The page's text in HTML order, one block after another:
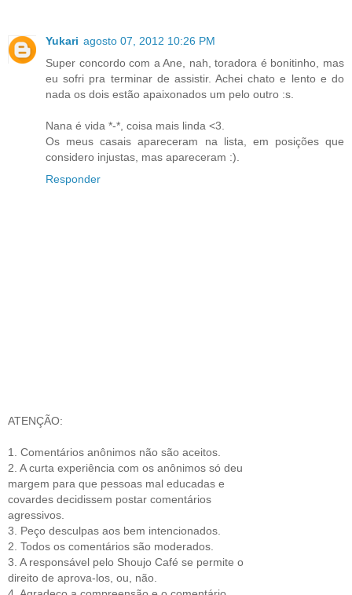
Yukari agosto 07, 2012 10:26 PM
Super concordo com a Ane, nah, toradora é bonitinho, mas
eu sofri pra terminar de assistir. Achei chato e lento e do
nada os dois estão apaixonados um pelo outro :s.
Nana é vida *-*, coisa mais linda <3.
Os meus casais apareceram na lista, em posições que
considero injustas, mas apareceram :).
Responder
ATENÇÃO:
1. Comentários anônimos não são aceitos.
2. A curta experiência com os anônimos só deu
margem para que pessoas mal educadas e
covardes decidissem postar comentários
agressivos.
3. Peço desculpas aos bem intencionados.
2. Todos os comentários são moderados.
3. A responsável pelo Shoujo Café se permite o
direito de aprova-los, ou, não.